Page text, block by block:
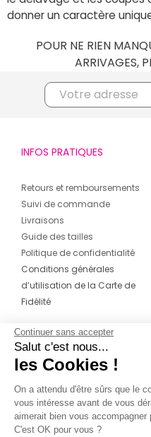
donner un caractère
POUR NE RIEN
ARRIVAGES,
INFOS PRATIQUES
Retours et remboursements
Suivi de commande
Livraisons
Guide des tailles
Politique de confidentialité
Conditions générales
d’utilisation de la Carte de
Fidélité
CONTACT
04 42 20 78 42
Du lundi au jeudi de 8h30 à 16h30 & le
vendredi de 8h30 à 15h30
Continuer sans accepter
Salut c'est nous...
les Cookies !
On a attendu d'être sûrs que le
vous intéresse avant de vous
aimerait bien vous accompagner
C'est OK pour vous ?